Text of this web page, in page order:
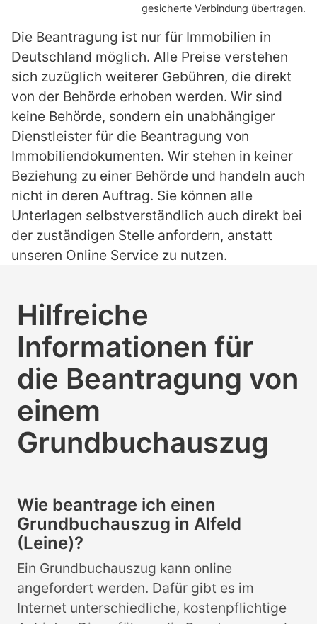
gesicherte Verbindung übertragen.
Die Beantragung ist nur für Immobilien in
Deutschland möglich. Alle Preise verstehen
sich zuzüglich weiterer Gebühren, die direkt
von der Behörde erhoben werden. Wir sind
keine Behörde, sondern ein unabhängiger
Dienstleister für die Beantragung von
Immobiliendokumenten. Wir stehen in keiner
Beziehung zu einer Behörde und handeln auch
nicht in deren Auftrag. Sie können alle
Unterlagen selbstverständlich auch direkt bei
der zuständigen Stelle anfordern, anstatt
unseren Online Service zu nutzen.
Hilfreiche
Informationen für
die Beantragung von
einem
Grundbuchauszug
Wie beantrage ich einen
Grundbuchauszug in Alfeld
(Leine)?
Ein Grundbuchauszug kann online
angefordert werden. Dafür gibt es im
Internet unterschiedliche, kostenpflichtige